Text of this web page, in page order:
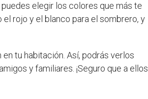
elegir los colores que más te
rojo y el blanco para el sombrero, y
tu habitación. Así, podrás verlos
y familiares. ¡Seguro que a ellos